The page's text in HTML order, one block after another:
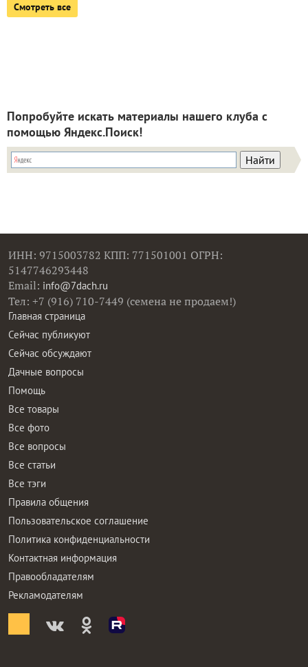
Смотреть все
Попробуйте искать материалы нашего клуба с
помощью Яндекс.Поиск!
ИНН: 9715003782 КПП: 771501001 ОГРН:
5147746293448
Email: info@7dach.ru
Тел: +7 (916) 710-7449 (семена не продаем!)
Главная страница
Сейчас публикуют
Сейчас обсуждают
Дачные вопросы
Помощь
Все товары
Все фото
Все вопросы
Все статьи
Все тэги
Правила общения
Пользовательское соглашение
Политика конфиденциальности
Контактная информация
Правообладателям
Рекламодателям